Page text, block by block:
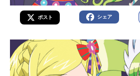
ポスト シェア